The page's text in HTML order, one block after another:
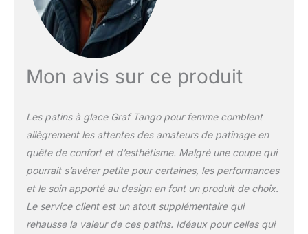
Mon avis sur ce produit
Les patins à glace Graf Tango pour femmecomblent
allègrement les attentes des amateurs de patinage en
quête de confort et d’esthétisme. Malgré une coupe qui
pourrait s’avérer petite pour certaines, les performances
et le soin apporté au design en font un produit de choix.
Le service client est un atout supplémentaire qui
rehausse la valeur de ces patins. Idéaux pour celles qui